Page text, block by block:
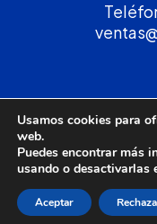
Usamos cookies para
web.
Puedes encontrar más
usando o desactivarlas
Aceptar